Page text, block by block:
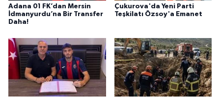
Adana 01 FK’dan Mersin
İdmanyurdu’na Bir Transfer
Daha!
Çukurova'da Yeni Parti
Teşkilatı Özsoy'a Emanet